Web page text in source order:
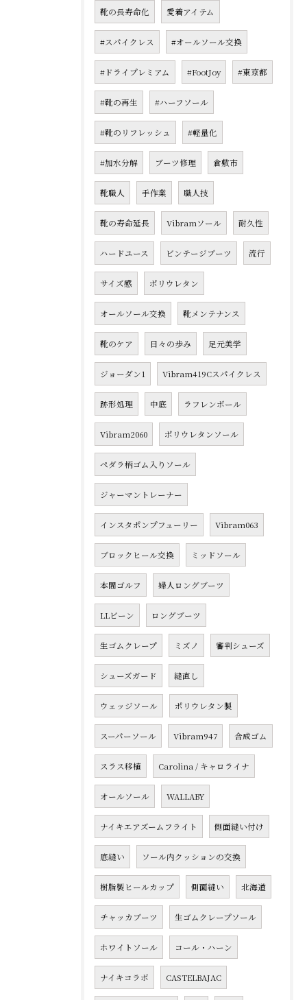
靴の長寿命化 愛着アイテム
#スパイクレス #オールソール交換
#ドライプレミアム #FootJoy #東京都
#靴の再生 #ハーフソール
#靴のリフレッシュ #軽量化
#加水分解 ブーツ修理 倉敷市
靴職人 手作業 職人技
靴の寿命延長 Vibramソール 耐久性
ハードユース ビンテージブーツ 流行
サイズ感 ポリウレタン
オールソール交換 靴メンテナンス
靴のケア 日々の歩み 足元美学
ジョーダン1 Vibram419Cスパイクレス
跡形処理 中底 ラフレンボール
Vibram2060 ポリウレタンソール
ペダラ柄ゴム入りソール
ジャーマントレーナー
インスタポンプフューリー Vibram063
ブロックヒール交換 ミッドソール
本間ゴルフ 婦人ロングブーツ
LLビーン ロングブーツ
生ゴムクレープ ミズノ 審判シューズ
シューズガード 縫直し
ウェッジソール ポリウレタン製
スーパーソール Vibram947 合成ゴム
スラス移植 Carolina / キャロライナ
オールソール WALLABY
ナイキエアズームフライト 側面縫い付け
底縫い ソール内クッションの交換
樹脂製ヒールカップ 側面縫い 北海道
チャッカブーツ 生ゴムクレープソール
ホワイトソール コール・ハーン
ナイキコラボ CASTELBAJAC